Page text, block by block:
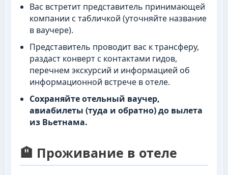
Вас встретит представитель принимающей
компании с табличкой (уточняйте название
в ваучере).
Представитель проводит вас к трансферу,
раздаст конверт с контактами гидов,
перечнем экскурсий и информацией об
информационной встрече в отеле.
Сохраняйте отельный ваучер,
авиабилеты (туда и обратно) до вылета
из Вьетнама.
🏨 Проживание в отеле